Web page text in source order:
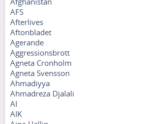
AFS
Afterlives
Aftonbladet
Agerande
Aggressionsbrott
Agneta Cronholm
Agneta Svensson
Ahmadiyya
Ahmadreza Djalali
AI
AIK